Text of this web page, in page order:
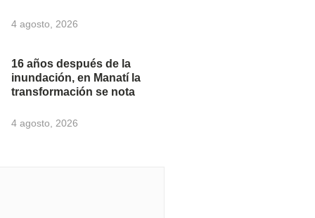
4 agosto, 2026
16 años después de la
inundación, en Manatí la
transformación se nota
4 agosto, 2026